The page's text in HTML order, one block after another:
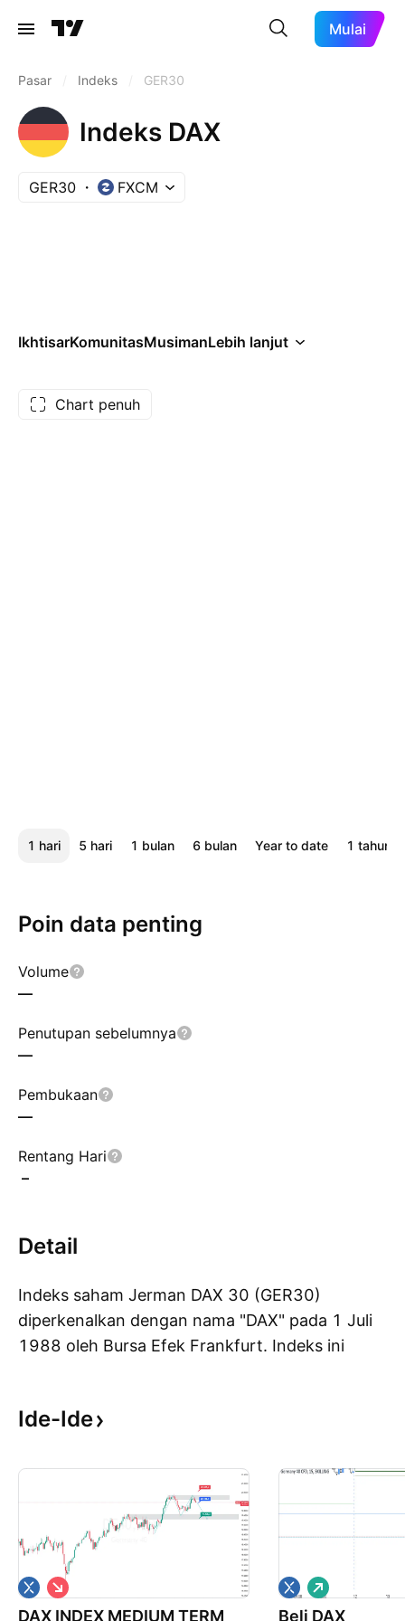
Mulai
Pasar Indeks GER30
Indeks DAX
GER30 FXCM
IkhtisarKomunitasMusimanLebih lanjut
Chart penuh
1 hari 5 hari 1 bulan 6 bulan Year to date 1 tahun
Poin data penting
Volume
—
Penutupan sebelumnya
—
Pembukaan
—
Rentang Hari
–
Detail
Indeks saham Jerman DAX 30 (GER30)
diperkenalkan dengan nama "DAX" pada 1 Juli
1988 oleh Bursa Efek Frankfurt. Indeks ini
pada kapitalisasi pasar dan likuiditasnya. Jam
dari 9:00 hingga 17:30 CET. DAX30 biasanya
dilaporkan sebagai sebuah indeks kinerja, yang
berarti bahwa dividen perusahaan
diinvestasikan kembali. Dalam sebuah indeks
harga, distribusi dari perusahaan tidak dilihat
(ini dapat dilihat pada, cth: EUROSTOXX50).
Ide-Ide
DAX INDEX MEDIUM TERM
P
e
n
Beli DAX
P
e
m